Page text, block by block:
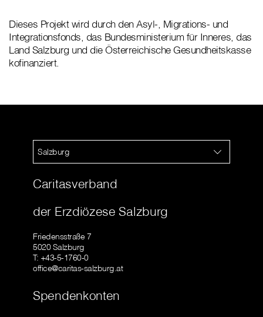
Dieses Projekt wird durch den Asyl-, Migrations- und
Integrationsfonds, das Bundesministerium für Inneres, das
Land Salzburg und die Österreichische Gesundheitskasse
kofinanziert.
Salzburg
Caritasverband
der Erzdiözese Salzburg
Friedensstraße 7
5020 Salzburg
T: +43-5-1760-0
office@caritas-salzburg.at
Spendenkonten